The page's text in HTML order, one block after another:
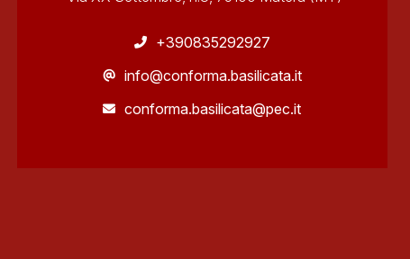
+390835292927
info@conforma.basilicata.it
conforma.basilicata@pec.it